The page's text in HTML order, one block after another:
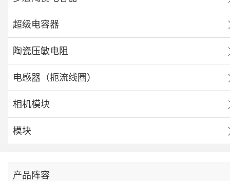
超级电容器
陶瓷压敏电阻
电感器（扼流线圈）
相机模块
模块
产品阵容